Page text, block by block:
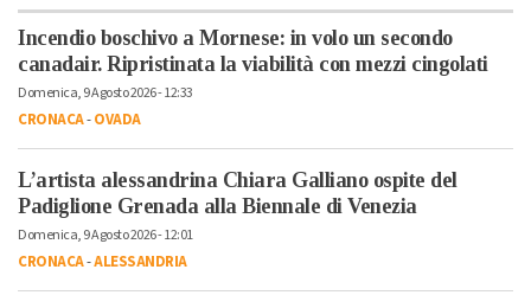
Incendio boschivo a Mornese: in volo un secondo
canadair. Ripristinata la viabilità con mezzi cingolati
Domenica, 9 Agosto 2026 - 12:33
CRONACA-OVADA
L’artista alessandrina Chiara Galliano ospite del
Padiglione Grenada alla Biennale di Venezia
Domenica, 9 Agosto 2026 - 12:01
CRONACA-ALESSANDRIA